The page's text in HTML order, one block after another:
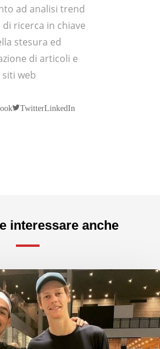
ad analisi trend
di ricerca in chiave
stesura ed
di articoli e
web
TwitterLinkedIn
interessare anche